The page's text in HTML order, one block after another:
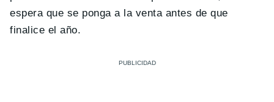
espera que se ponga a la venta antes de que
finalice el año.